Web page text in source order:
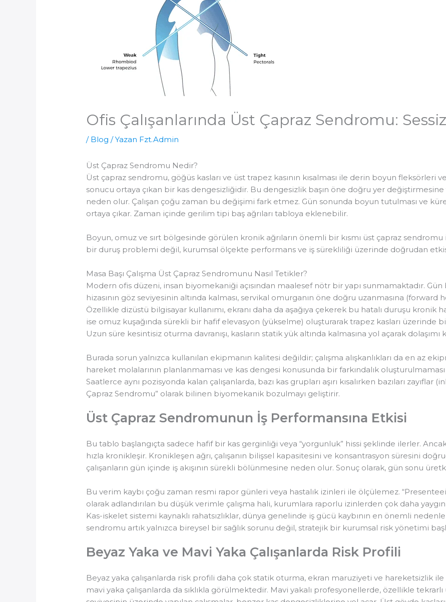
Ofis Çalışanlarında Üst Çapraz Sendromu:
/ Blog / Yazan Fzt.Admin
Üst Çapraz Sendromu Nedir?
Üst çapraz sendromu, göğüs kasları ve üst trapez kasının kısalması ile derin boyun fleksörleri ve
sonucu ortaya çıkan bir kas dengesizliğidir. Bu dengesizlik başın öne doğru yer değiştirmesine
neden olur. Çalışan çoğu zaman bu değişimi fark etmez. Gün sonunda boyun tutulması ve
ortaya çıkar. Zaman içinde gerilim tipi baş ağrıları tabloya eklenebilir.
Boyun, omuz ve sırt bölgesinde görülen kronik ağrıların önemli bir kısmı üst çapraz
bir duruş problemi değil, kurumsal ölçekte performans ve iş sürekliliği üzerinde doğrudan
Masa Başı Çalışma Üst Çapraz Sendromunu Nasıl Tetikler?
Modern ofis düzeni, insan biyomekaniği açısından maalesef nötr bir yapı sunmamaktadır.
hizasının göz seviyesinin altında kalması, servikal omurganın öne doğru uzanmasına
Özellikle dizüstü bilgisayar kullanımı, ekranı daha da aşağıya çekerek bu hatalı duruşu kronik
ise omuz kuşağında sürekli bir hafif elevasyon (yükselme) oluşturarak trapez kasları üzerinde
Uzun süre kesintisiz oturma davranışı, kasların statik yük altında kalmasına yol açarak
Burada sorun yalnızca kullanılan ekipmanın kalitesi değildir; çalışma alışkanlıkları da en az
hareket molalarının planlanmaması ve kas dengesi konusunda bir farkındalık oluşturulmaması
Saatlerce aynı pozisyonda kalan çalışanlarda, bazı kas grupları aşırı kısalırken bazıları
Çapraz Sendromu” olarak bilinen biyomekanik bozulmayı geliştirir.
Üst Çapraz Sendromunun İş Performansına Etkisi
Bu tablo başlangıçta sadece hafif bir kas gerginliği veya “yorgunluk” hissi şeklinde ilerler.
hızla kronikleşir. Kronikleşen ağrı, çalışanın bilişsel kapasitesini ve konsantrasyon süresini
çalışanların gün içinde iş akışının sürekli bölünmesine neden olur. Sonuç olarak, gün sonu
Bu verim kaybı çoğu zaman resmi rapor günleri veya hastalık izinleri ile ölçülemez.
olarak adlandırılan bu düşük verimle çalışma hali, kurumlara raporlu izinlerden çok daha
Kas-iskelet sistemi kaynaklı rahatsızlıklar, dünya genelinde iş gücü kaybının en önemli
sendromu artık yalnızca bireysel bir sağlık sorunu değil, stratejik bir kurumsal risk yönetimi
Beyaz Yaka ve Mavi Yaka Çalışanlarda Risk Profili
Beyaz yaka çalışanlarda risk profili daha çok statik oturma, ekran maruziyeti ve hareketsizlik
mavi yaka çalışanlarda da sıklıkla görülmektedir. Mavi yakalı profesyonellerde, özellikle